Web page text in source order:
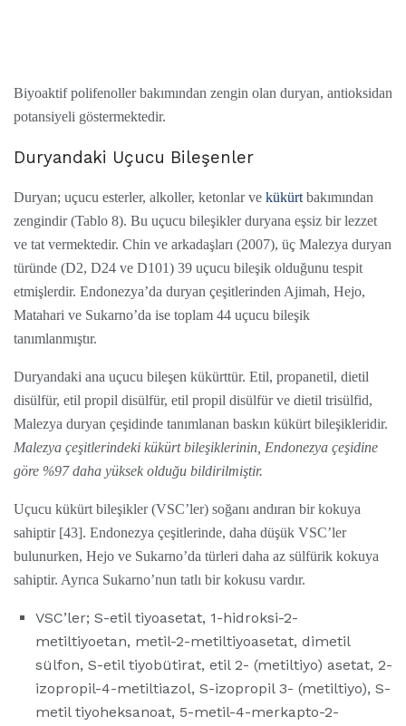
Biyoaktif polifenoller bakımından zengin olan duryan, antioksidan
potansiyeli göstermektedir.
Duryandaki Uçucu Bileşenler
Duryan; uçucu esterler, alkoller, ketonlar ve kükürt bakımından
zengindir (Tablo 8). Bu uçucu bileşikler duryana eşsiz bir lezzet
ve tat vermektedir. Chin ve arkadaşları (2007), üç Malezya duryan
türünde (D2, D24 ve D101) 39 uçucu bileşik olduğunu tespit
etmişlerdir. Endonezya’da duryan çeşitlerinden Ajimah, Hejo,
Matahari ve Sukarno’da ise toplam 44 uçucu bileşik
tanımlanmıştır.
Duryandaki ana uçucu bileşen kükürttür. Etil, propanetil, dietil
disülfür, etil propil disülfür, etil propil disülfür ve dietil trisülfid,
Malezya duryan çeşidinde tanımlanan baskın kükürt bileşikleridir.
Malezya çeşitlerindeki kükürt bileşiklerinin, Endonezya çeşidine
göre %97 daha yüksek olduğu bildirilmiştir.
Uçucu kükürt bileşikler (VSC’ler) soğanı andıran bir kokuya
sahiptir [43]. Endonezya çeşitlerinde, daha düşük VSC’ler
bulunurken, Hejo ve Sukarno’da türleri daha az sülfürik kokuya
sahiptir. Ayrıca Sukarno’nun tatlı bir kokusu vardır.
VSC’ler; S-etil tiyoasetat, 1-hidroksi-2-
metiltiyoetan, metil-2-metiltiyoasetat, dimetil
sülfon, S-etil tiyobütirat, etil 2- (metiltiyo) asetat, 2-
izopropil-4-metiltiazol, S-izopropil 3- (metiltiyo), S-
metil tiyoheksanoat, 5-metil-4-merkapto-2-